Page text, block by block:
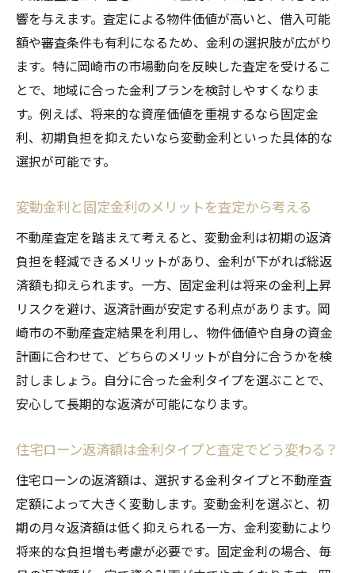
響を与えます。査定による物件価値が高いと、借入可能
額や審査条件も有利になるため、金利の選択肢が広がり
ます。特に岡崎市の市場動向を反映した査定を受けるこ
とで、地域に合った金利プランを検討しやすくなりま
す。例えば、将来的な資産価値を重視するなら固定金
利、初期負担を抑えたいなら変動金利といった具体的な
選択が可能です。
変動金利と固定金利のメリットを査定から考える
不動産査定を踏まえて考えると、変動金利は初期の返済
負担を軽減できるメリットがあり、金利が下がれば総返
済額も抑えられます。一方、固定金利は将来の金利上昇
リスクを避け、返済計画が安定する利点があります。岡
崎市の不動産査定結果を利用し、物件価値や自身の資金
計画に合わせて、どちらのメリットが自分に合うかを検
討しましょう。自分に合った金利タイプを選ぶことで、
安心して長期的な返済が可能になります。
住宅ローン返済額は金利タイプと査定でどう変わる？
住宅ローンの返済額は、選択する金利タイプと不動産査
定額によって大きく変動します。変動金利を選ぶと、初
期の月々返済額は低く抑えられる一方、金利変動により
将来的な負担増も考慮が必要です。固定金利の場合、毎